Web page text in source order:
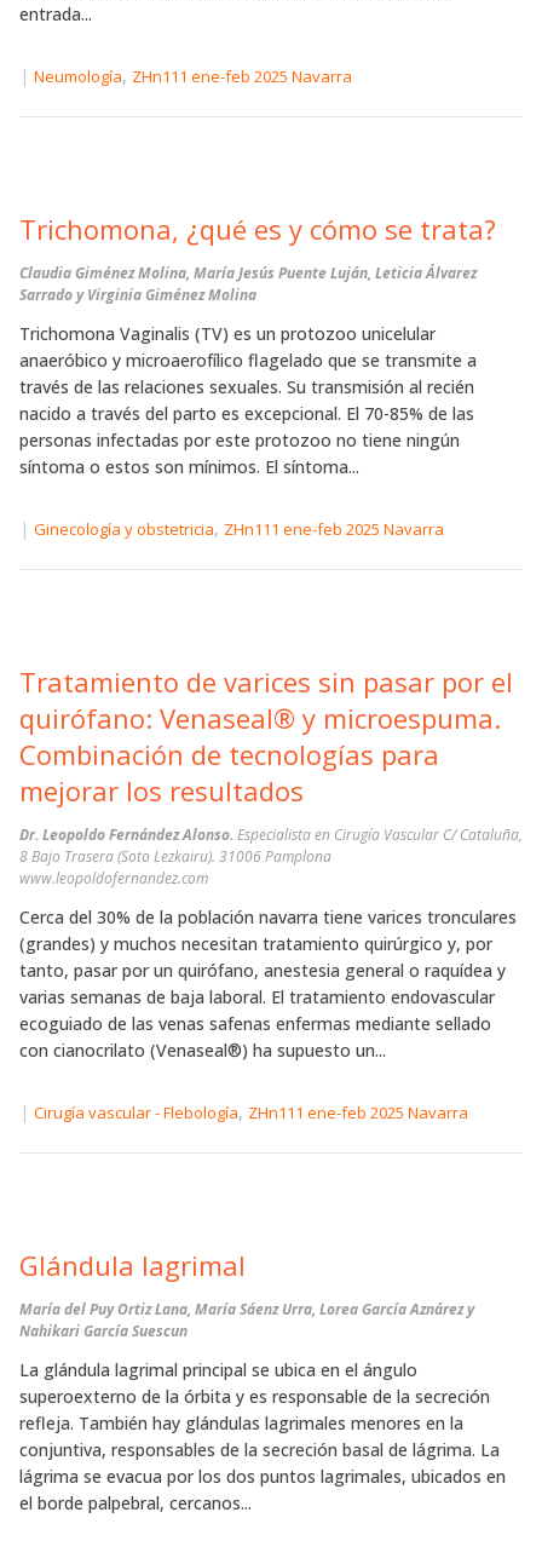
entrada...
| Neumología, ZHn111 ene-feb 2025 Navarra
Trichomona, ¿qué es y cómo se trata?
Claudia Giménez Molina, María Jesús Puente Luján, Leticia Álvarez
Sarrado y Virginia Giménez Molina
Trichomona Vaginalis (TV) es un protozoo unicelular
anaeróbico y microaerofílico flagelado que se transmite a
través de las relaciones sexuales. Su transmisión al recién
nacido a través del parto es excepcional. El 70-85% de las
personas infectadas por este protozoo no tiene ningún
síntoma o estos son mínimos. El síntoma...
| Ginecología y obstetricia, ZHn111 ene-feb 2025 Navarra
Tratamiento de varices sin pasar por el
quirófano: Venaseal® y microespuma.
Combinación de tecnologías para
mejorar los resultados
Dr. Leopoldo Fernández Alonso. Especialista en Cirugía Vascular C/ Cataluña,
8 Bajo Trasera (Soto Lezkairu). 31006 Pamplona
www.leopoldofernandez.com
Cerca del 30% de la población navarra tiene varices tronculares
(grandes) y muchos necesitan tratamiento quirúrgico y, por
tanto, pasar por un quirófano, anestesia general o raquídea y
varias semanas de baja laboral. El tratamiento endovascular
ecoguiado de las venas safenas enfermas mediante sellado
con cianocrilato (Venaseal®) ha supuesto un...
| Cirugía vascular - Flebología, ZHn111 ene-feb 2025 Navarra
Glándula lagrimal
María del Puy Ortiz Lana, María Sáenz Urra, Lorea García Aznárez y
Nahikari García Suescun
La glándula lagrimal principal se ubica en el ángulo
superoexterno de la órbita y es responsable de la secreción
refleja. También hay glándulas lagrimales menores en la
conjuntiva, responsables de la secreción basal de lágrima. La
lágrima se evacua por los dos puntos lagrimales, ubicados en
el borde palpebral, cercanos...